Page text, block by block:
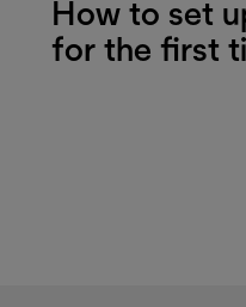
How to set
for the first